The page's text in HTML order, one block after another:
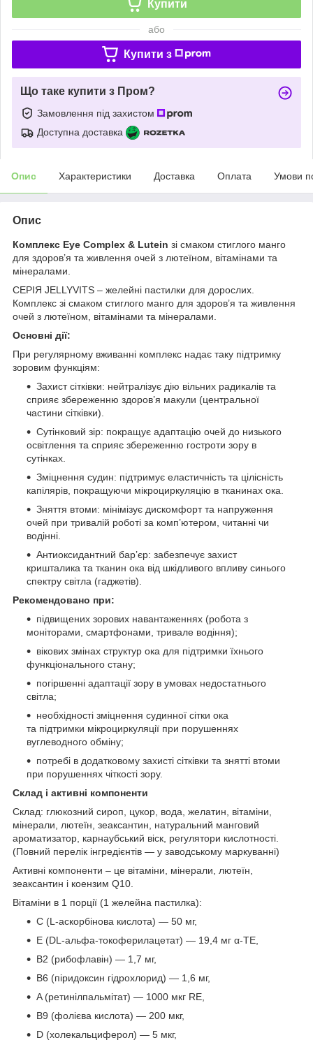
Купити
або
Купити з
Що таке купити з Пром?
Замовлення під захистом
Доступна доставка
Опис Характеристики Доставка Оплата Умови
Опис
Комплекс Eye Complex & Lutein зі смаком стиглого манго
для здоров’я та живлення очей з лютеїном, вітамінами та
мінералами.
СЕРІЯ JELLYVITS – желейні пастилки для дорослих.
Комплекс зі смаком стиглого манго для здоров’я та живлення
очей з лютеїном, вітамінами та мінералами.
Основні дії:
При регулярному вживанні комплекс надає таку підтримку
зоровим функціям:
Захист сітківки: нейтралізує дію вільних радикалів та
сприяє збереженню здоров’я макули (центральної
частини сітківки).
Сутінковий зір: покращує адаптацію очей до низького
освітлення та сприяє збереженню гостроти зору в
сутінках.
Зміцнення судин: підтримує еластичність та цілісність
капілярів, покращуючи мікроциркуляцію в тканинах ока.
Зняття втоми: мінімізує дискомфорт та напруження
очей при тривалій роботі за комп’ютером, читанні чи
водінні.
Антиоксидантний бар’єр: забезпечує захист
кришталика та тканин ока від шкідливого впливу синього
спектру світла (гаджетів).
Рекомендовано при:
підвищених зорових навантаженнях (робота з
моніторами, смартфонами, тривале водіння);
вікових змінах структур ока для підтримки їхнього
функціонального стану;
погіршенні адаптації зору в умовах недостатнього
світла;
необхідності зміцнення судинної сітки ока
та підтримки мікроциркуляції при порушеннях
вуглеводного обміну;
потребі в додатковому захисті сітківки та знятті втоми
при порушеннях чіткості зору.
Склад і активні компоненти
Склад: глюкозний сироп, цукор, вода, желатин, вітаміни,
мінерали, лютеїн, зеаксантин, натуральний манговий
ароматизатор, карнаубський віск, регулятори кислотності.
(Повний перелік інгредієнтів — у заводському маркуванні)
Активні компоненти – це вітаміни, мінерали, лютеїн,
зеаксантин і коензим Q10.
Вітаміни в 1 порції (1 желейна пастилка):
C (L-аскорбінова кислота) — 50 мг,
E (DL-альфа-токоферилацетат) — 19,4 мг α-TE,
B2 (рибофлавін) — 1,7 мг,
B6 (піридоксин гідрохлорид) — 1,6 мг,
A (ретинілпальмітат) — 1000 мкг RE,
B9 (фолієва кислота) — 200 мкг,
D (холекальциферол) — 5 мкг,